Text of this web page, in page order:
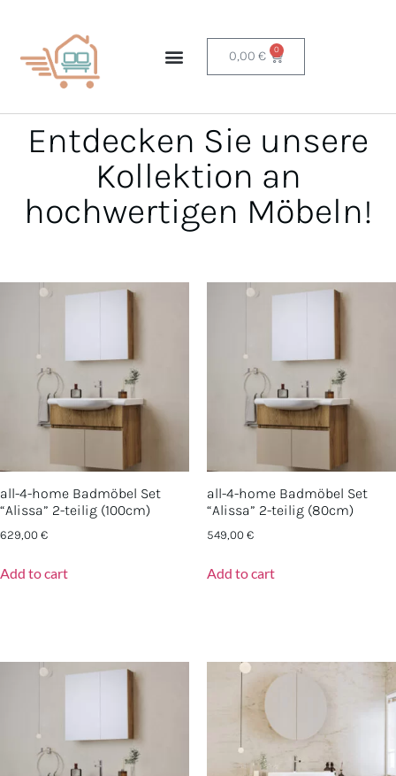
0,00 € 0
Entdecken Sie unsere
Kollektion an
hochwertigen Möbeln!
all-4-home Badmöbel Set
“Alissa” 2-teilig (100cm)
629,00€
Add to cart
all-4-home Badmöbel Set
“Alissa” 2-teilig (80cm)
549,00€
Add to cart